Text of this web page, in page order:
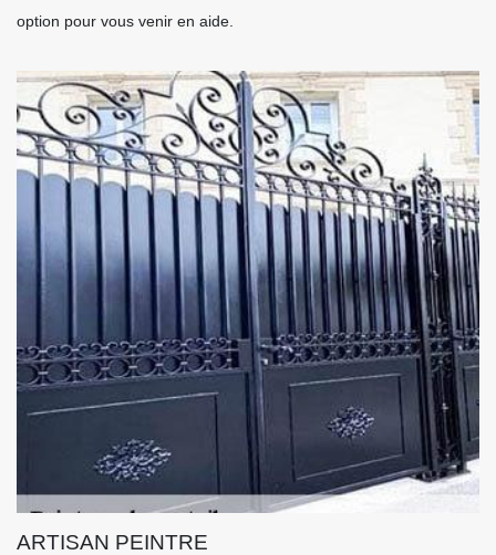
option pour vous venir en aide.
ARTISAN PEINTRE